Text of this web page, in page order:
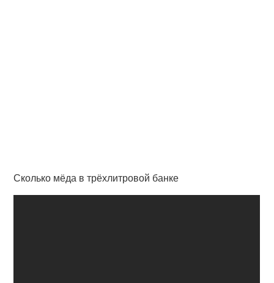
Сколько мёда в трёхлитровой банке